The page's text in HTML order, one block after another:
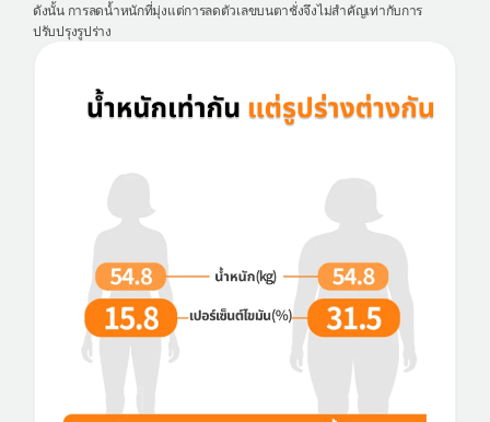
เครื่องสำอาง
ดังนั้น การลดน้ำหนักที่มุ่งแต่การลดตัวเลขบนตาชั่งจึงไม่สำคัญเท่ากับการ
ปรับปรุงรูปร่าง